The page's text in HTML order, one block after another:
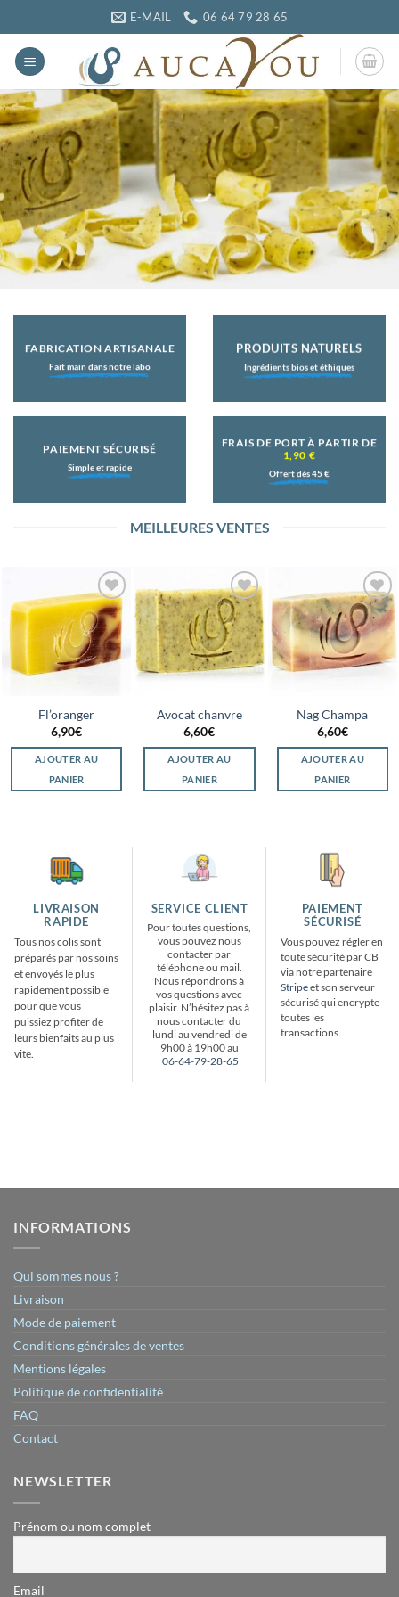
au
contenu
E-MAIL 06 64 79 28 65
Envoi par Mondial Relay…
Frais de port à partir de
1,90 €dès 12 € d’achat
VOIR LES PRODUITS
FABRICATION ARTISANALE
Fait main dans notre labo
PRODUITS NATURELS
Ingrédients bios et éthiques
PAIEMENT SÉCURISÉ
Simple et rapide
FRAIS DE PORT À PARTIR DE
1,90 €
Offert dès 45 €
MEILLEURES VENTES
Ajouter
à la
wishlist
Fl’oranger
6,90€
AJOUTER AU
PANIER
Ajouter
à la
wishlist
Avocat chanvre
6,60€
AJOUTER AU
PANIER
Ajouter
à la
wishlist
Nag Champa
6,60€
AJOUTER AU
PANIER
LIVRAISON
RAPIDE
Tous nos colis sont
préparés par nos soins
et envoyés le plus
rapidement possible
pour que vous
puissiez profiter de
leurs bienfaits au plus
vite.
SERVICE CLIENT
Pour toutes questions,
vous pouvez nous
contacter par
téléphone ou mail.
Nous répondrons à
vos questions avec
plaisir. N’hésitez pas à
nous contacter du
lundi au vendredi de
9h00 à 19h00 au
06-64-79-28-65
PAIEMENT
SÉCURISÉ
Vous pouvez régler en
toute sécurité par CB
via notre partenaire
Stripeet son serveur
sécurisé qui encrypte
toutes les
transactions.
INFORMATIONS
Qui sommes nous ?
Livraison
Mode de paiement
Conditions générales de ventes
Mentions légales
Politique de confidentialité
FAQ
Contact
NEWSLETTER
Prénom ou nom complet
Email